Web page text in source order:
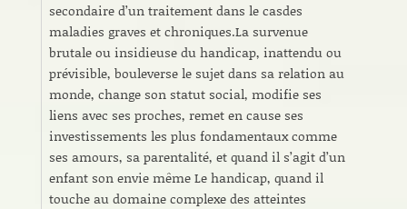
secondaire d’un traitement dans le casdes
maladies graves et chroniques.La survenue
brutale ou insidieuse du handicap, inattendu ou
prévisible, bouleverse le sujet dans sa relation au
monde, change son statut social, modifie ses
liens avec ses proches, remet en cause ses
investissements les plus fondamentaux comme
ses amours, sa parentalité, et quand il s’agit d’un
enfant son envie même Le handicap, quand il
touche au domaine complexe des atteintes